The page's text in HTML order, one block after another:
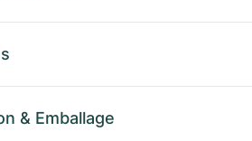
& Emballage